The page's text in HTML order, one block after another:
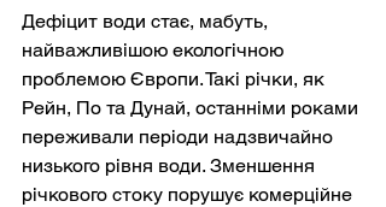
Дефіцит води стає, мабуть,
найважливішою екологічною
проблемою Європи. Такі річки, як
Рейн, По та Дунай, останніми роками
переживали періоди надзвичайно
низького рівня води. Зменшення
річкового стоку порушує комерційне